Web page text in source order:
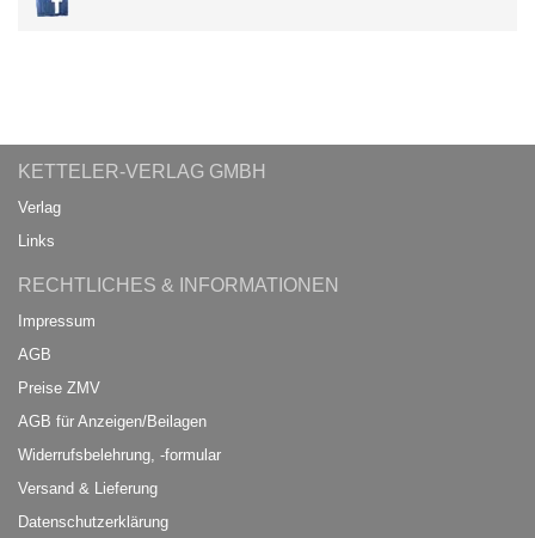
KETTELER-VERLAG GMBH
Verlag
Links
RECHTLICHES & INFORMATIONEN
Impressum
AGB
Preise ZMV
AGB für Anzeigen/Beilagen
Widerrufsbelehrung, -formular
Versand & Lieferung
Datenschutzerklärung